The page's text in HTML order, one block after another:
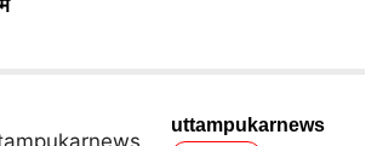
uttampukarnews